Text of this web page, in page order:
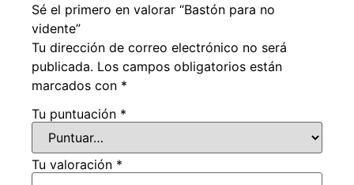
Sé el primero en valorar “Bastón para no
vidente”
Tu dirección de correo electrónico no será
publicada. Los campos obligatorios están
marcados con *
Tu puntuación *
Tu valoración *